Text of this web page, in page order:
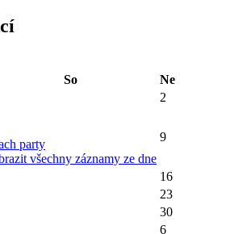
So
Ne
2
party
všechny záznamy ze dne
9
16
23
30
6